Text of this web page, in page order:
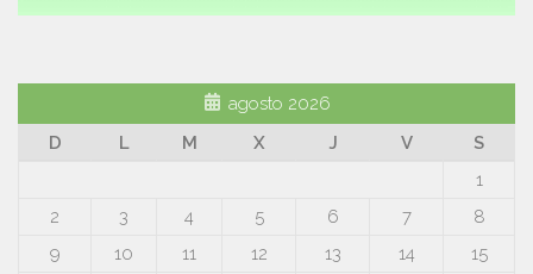
agosto 2026
D
L M X J V
S
1
2
3 4 5 6 7
8
9
10 11 12 13 14
15